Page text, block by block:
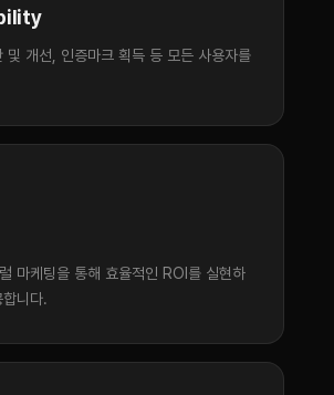
및 개선, 인증마크 획득 등 모든 사용자를
마케팅을 통해 효율적인 ROI를 실현하
니다.